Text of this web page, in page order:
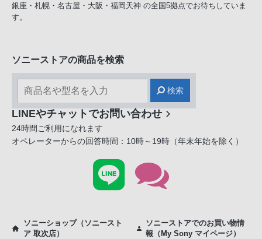
銀座・札幌・名古屋・大阪・福岡天神 の全国5拠点でお待ちしていま
す。
ソニーストアの商品を検索
検索
LINEやチャットでお問い合わせ
24時間ご利用になれます
オペレーターからの回答時間：10時～19時（年末年始を除く）
ソニーショップ（ソニースト
ア 取次店）
ソニーストアでのお買い物情
報（My Sony マイページ）